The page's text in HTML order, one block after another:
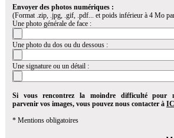
Envoyer des photos numériques :
(Format .zip, .jpg, .gif, .pdf... et poids inférieur à 4 Mo
Une photo générale de face :
Une photo du dos ou du dessous :
Une signature ou un détail :
Si vous rencontrez la moindre difficulté pour
parvenir vos images, vous pouvez nous contacter à
* Mentions obligatoires